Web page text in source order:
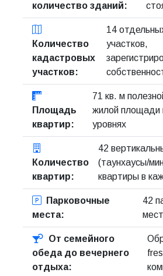
количество зданий:
Количество
кадастровых
участков:
14
участков,
Площадь
квартир:
71 кв. м
жилой площади
уровнях
Количество
квартир:
42
(таунхаусы/
квартиры в
Парковочные
места:
42
От семейного
обеда до вечернего
отдыха: